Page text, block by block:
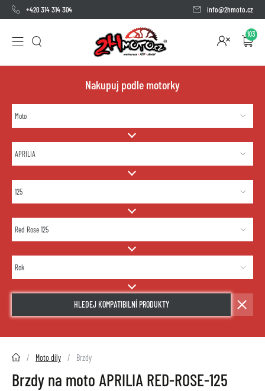
+420 314 314 304 info@2hmoto.cz
103
Nakupuj podle motorky
HLEDEJ KOMPATIBILNÍ PRODUKTY
2HMOTO.cz Moto díly Brzdy
Brzdy na moto APRILIA RED-ROSE-125